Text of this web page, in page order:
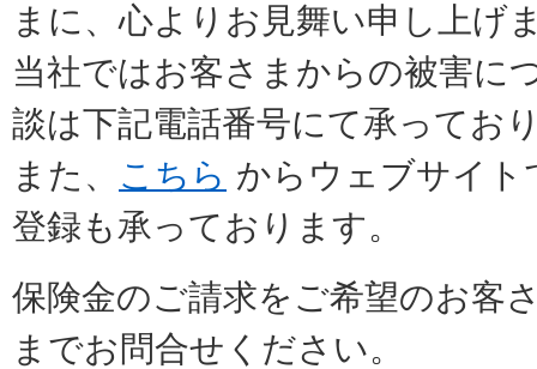
まに、心よりお見舞い申し上げ
当社ではお客さまからの被害に
談は下記電話番号にて承ってお
また、 こちら からウェブサイト
登録も承っております。
保険金のご請求をご希望のお客
までお問合せください。